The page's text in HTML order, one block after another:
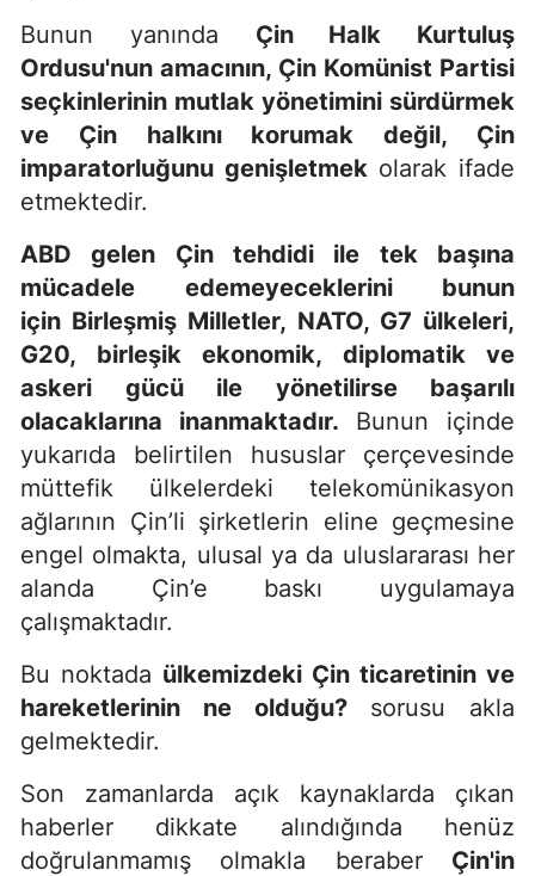
Bunun yanında Çin Halk Kurtuluş
Ordusu'nun amacının, Çin Komünist Partisi
seçkinlerinin mutlak yönetimini sürdürmek
ve Çin halkını korumak değil, Çin
imparatorluğunu genişletmekolarak ifade
etmektedir.
ABD gelen Çin tehdidi ile tek başına
mücadele edemeyeceklerini bunun
için Birleşmiş Milletler, NATO, G7 ülkeleri,
G20, birleşik ekonomik, diplomatik ve
askeri gücü ile yönetilirse başarılı
olacaklarına inanmaktadır. Bunun içinde
yukarıda belirtilen hususlar çerçevesinde
müttefik ülkelerdeki telekomünikasyon
ağlarının Çin’li şirketlerin eline geçmesine
engel olmakta, ulusal ya da uluslararası her
alanda Çin’e baskı uygulamaya
çalışmaktadır.
Bu noktada ülkemizdeki Çin ticaretinin ve
hareketlerinin ne olduğu?sorusu akla
gelmektedir.
Son zamanlarda açık kaynaklarda çıkan
haberler dikkate alındığında henüz
doğrulanmamış olmakla beraber Çin'in